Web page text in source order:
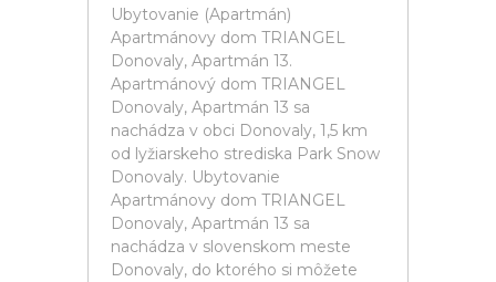
Ubytovanie (Apartmán)
Apartmánovy dom TRIANGEL
Donovaly, Apartmán 13.
Apartmánový dom TRIANGEL
Donovaly, Apartmán 13 sa
nachádza v obci Donovaly, 1,5 km
od lyžiarskeho strediska Park Snow
Donovaly. Ubytovanie
Apartmánovy dom TRIANGEL
Donovaly, Apartmán 13 sa
nachádza v slovenskom meste
Donovaly, do ktorého si môžete